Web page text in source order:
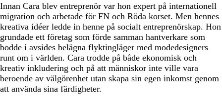
Innan Cara blev entreprenör var hon expert på internationell
migration och arbetade för FN och Röda korset. Men hennes
kreativa idéer ledde in henne på socialt entreprenörskap. Hon
grundade ett företag som förde samman hantverkare som
bodde i avsides belägna flyktingläger med modedesigners
runt om i världen. Cara trodde på både ekonomisk och
kreativ inkludering och på att människor inte ville vara
beroende av välgörenhet utan skapa sin egen inkomst genom
att använda sina färdigheter.